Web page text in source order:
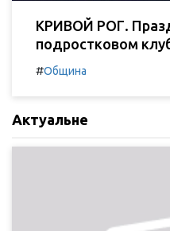
КРИВОЙ РОГ.
подростковом
#Община
Актуальне